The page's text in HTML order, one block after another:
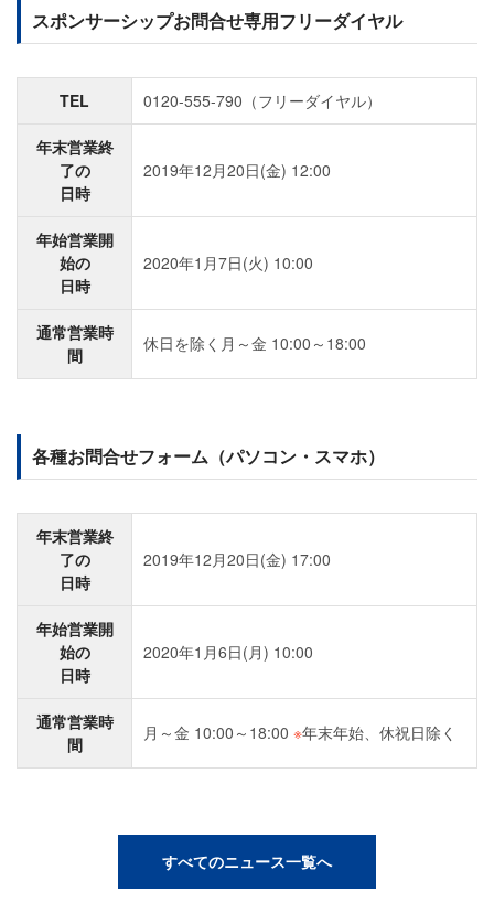
スポンサーシップお問合せ専用フリーダイヤル
TEL 0120-555-790（フリーダイヤル）
年末営業終
了の
日時
2019年12月20日(金) 12:00
年始営業開
始の
日時
2020年1月7日(火) 10:00
通常営業時
間
休日を除く月～金 10:00～18:00
各種お問合せフォーム（パソコン・スマホ）
年末営業終
了の
日時
2019年12月20日(金) 17:00
年始営業開
始の
日時
2020年1月6日(月) 10:00
通常営業時
間
月～金 10:00～18:00 ※年末年始、休祝日除く
すべてのニュース一覧へ